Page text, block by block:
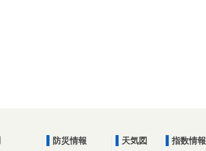
防災情報
天気図
指数情報